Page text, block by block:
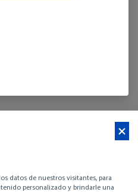
datos de nuestros visitantes, para
personalizado y brindarle una